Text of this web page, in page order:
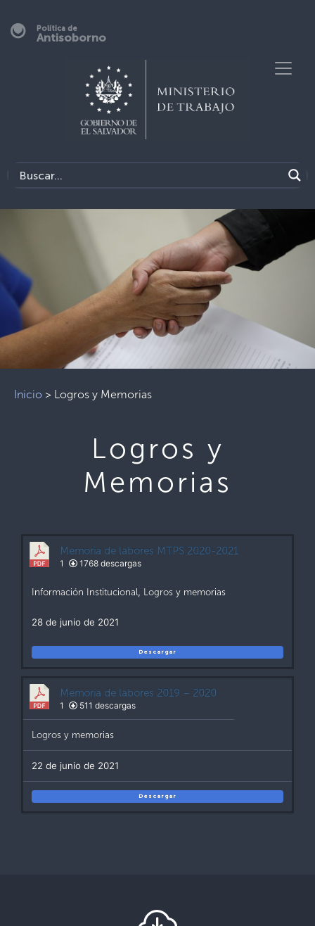
Política de
Antisoborno
Previous
Inicio > Logros y Memorias
Logros y
Memorias
Memoria de labores MTPS 2020-2021
1 1768 descargas
Información Institucional, Logros y memorias
28 de junio de 2021
Descargar
Memoria de labores 2019 – 2020
1 511 descargas
Logros y memorias
22 de junio de 2021
Descargar